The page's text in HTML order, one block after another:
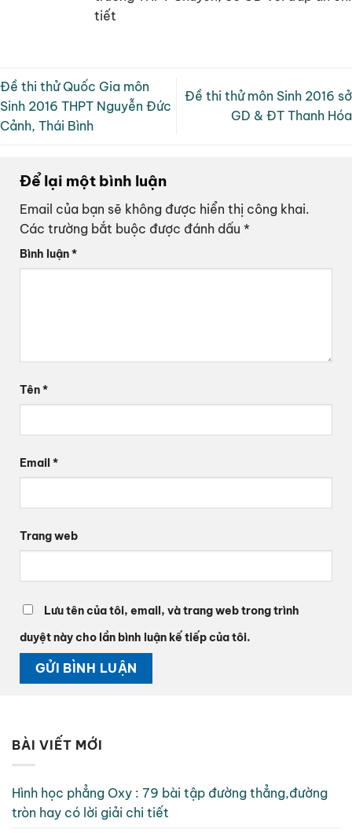
tiết
Đề thi thử Quốc Gia môn
Sinh 2016 THPT Nguyễn Đức
Cảnh, Thái Bình
Đề thi thử môn Sinh 2016 sở
GD & ĐT Thanh Hóa
Để lại một bình luận
Email của bạn sẽ không được hiển thị công khai.
Các trường bắt buộc được đánh dấu *
Bình luận*
Tên*
Email *
Trang web
Lưu tên của tôi, email, và trang web trong trình
duyệt này cho lần bình luận kế tiếp của tôi.
BÀI VIẾT MỚI
Hình học phẳng Oxy : 79 bài tập đường thẳng,đường
tròn hay có lời giải chi tiết